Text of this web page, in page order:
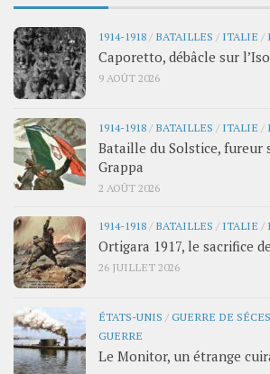
1914-1918 / BATAILLES / ITALIE /
Caporetto, débâcle sur
9 AOÛT 2026
1914-1918 / BATAILLES / ITALIE /
Bataille du Solstice, fureur
Grappa
2 AOÛT 2026
1914-1918 / BATAILLES / ITALIE /
Ortigara 1917, le sacrifice
26 JUILLET 2026
ÉTATS-UNIS /GUERRE DE
GUERRE
Le Monitor, un étrange